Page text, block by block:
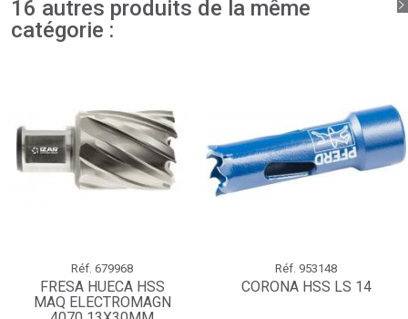
16 autres produits de la même
catégorie :
Réf. 679968
FRESA HUECA HSS
MAQ ELECTROMAGN
Réf. 953148
CORONA HSS LS 14